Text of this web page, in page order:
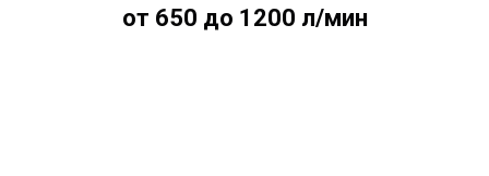
от 650 до 1200 л/мин